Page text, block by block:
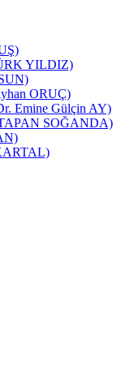
YILDIZ)
ORUÇ)
Emine Gülçin AY)
TAPAN SOĞANDA)